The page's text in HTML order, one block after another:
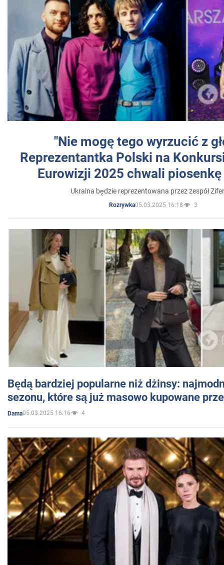
"Nie mogę tego wyrzucić z
Reprezentantka Polski na
Eurowizji 2025 chwali
Ukraina będzie reprezentowana przez zespół
Rozrywka05.03.2025 16:18 3
Będą bardziej popularne niż dżinsy:
sezonu, które są już masowo kupowane
Dama05.03.2025 16:16 4